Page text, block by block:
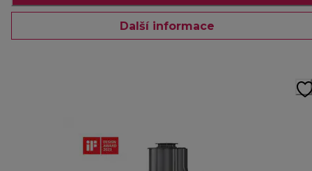
Další informace